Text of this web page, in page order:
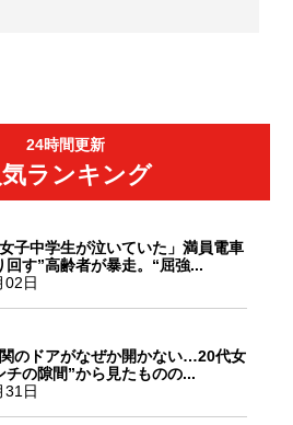
24時間更新
気ランキング
女子中学生が泣いていた」満員電車
回す”高齢者が暴走。“屈強...
02日
のドアがなぜか開かない…20代女
チの隙間”から見たものの...
31日